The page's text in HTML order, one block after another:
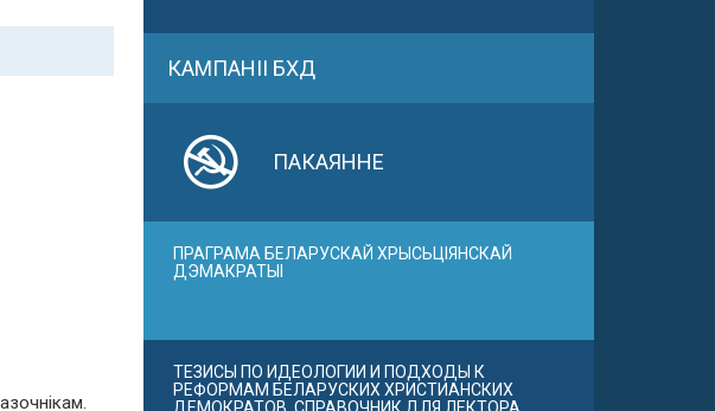
КАМПАНІІ БХД
ПАКАЯННЕ
ПРАГРАМА БЕЛАРУСКАЙ ХРЫСЬЦІЯНСКАЙ
ДЭМАКРАТЫІ
ТЕЗИСЫ ПО ИДЕОЛОГИИ И ПОДХОДЫ К
РЕФОРМАМ БЕЛАРУСКИХ ХРИСТИАНСКИХ